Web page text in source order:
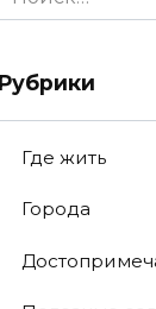
Рубрики
Где жить
Города